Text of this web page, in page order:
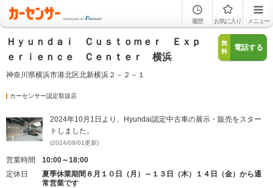
履歴 お気に入り メニュー
Ｈｙｕｎｄａｉ Ｃｕｓｔｏｍｅｒ Ｅｘｐ
ｅｒｉｅｎｃｅ Ｃｅｎｔｅｒ 横浜
神奈川県横浜市港北区北新横浜２－２－１
無
料
電話する
カーセンサー認定取扱店
2024年10月1日より、Hyundai認定中古車の展示・販売をスター
トしました。
(2024/08/01更新)
営業時間
10:00～18:00
定休日
夏季休業期間８月１０日（月）～１３日（木）１４日（金）から通
常営業です